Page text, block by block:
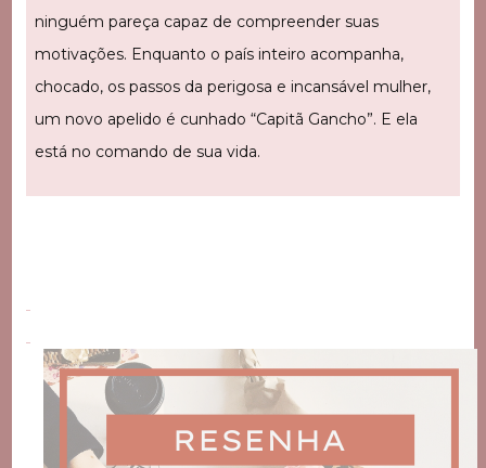
ninguém pareça capaz de compreender suas
motivações. Enquanto o país inteiro acompanha,
chocado, os passos da perigosa e incansável mulher,
um novo apelido é cunhado “Capitã Gancho”. E ela
está no comando de sua vida.